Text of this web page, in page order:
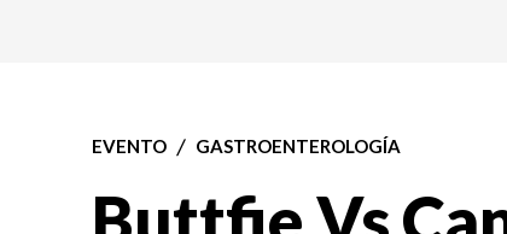
EVENTO GASTROENTEROLOGÍA